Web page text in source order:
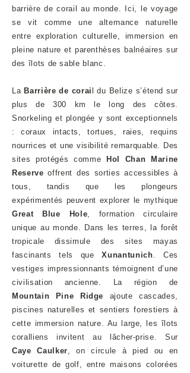
barrière de corail au monde. Ici, le voyage
se vit comme une alternance naturelle
entre exploration culturelle, immersion en
pleine nature et parenthèses balnéaires sur
des îlots de sable blanc.
La Barrière de corai
l du Belize s’étend sur
plus de 300 km le long des côtes.
Snorkeling et plongée y sont exceptionnels
: coraux intacts, tortues, raies, requins
nourrices et une visibilité remarquable. Des
sites protégés comme
Hol Chan Marine
Reserve offrent des sorties accessibles à
tous, tandis que les plongeurs
expérimentés peuvent explorer le mythique
Great Blue Hole, formation circulaire
unique au monde. Dans les terres, la forêt
tropicale dissimule des sites mayas
fascinants tels queXunantunich. Ces
vestiges impressionnants témoignent d’une
civilisation ancienne. La région de
Mountain Pine Ridge ajoute cascades,
piscines naturelles et sentiers forestiers à
cette immersion nature. Au large, les îlots
coralliens invitent au lâcher-prise. Sur
Caye Caulker, on circule à pied ou en
voiturette de golf, entre maisons colorées